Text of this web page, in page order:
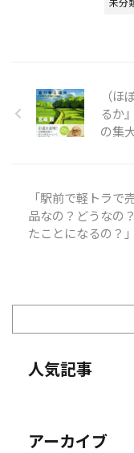
（
るか
の集
「駅前で軽トラで
品なの？どうなの
たことになるの？
人気記事
アーカイブ